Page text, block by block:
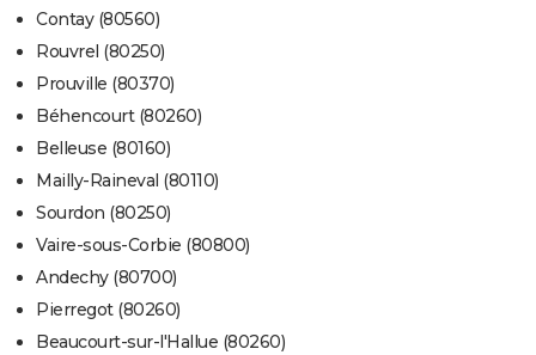
Contay (80560)
Rouvrel (80250)
Prouville (80370)
Béhencourt (80260)
Belleuse (80160)
Mailly-Raineval (80110)
Sourdon (80250)
Vaire-sous-Corbie (80800)
Andechy (80700)
Pierregot (80260)
Beaucourt-sur-l'Hallue (80260)